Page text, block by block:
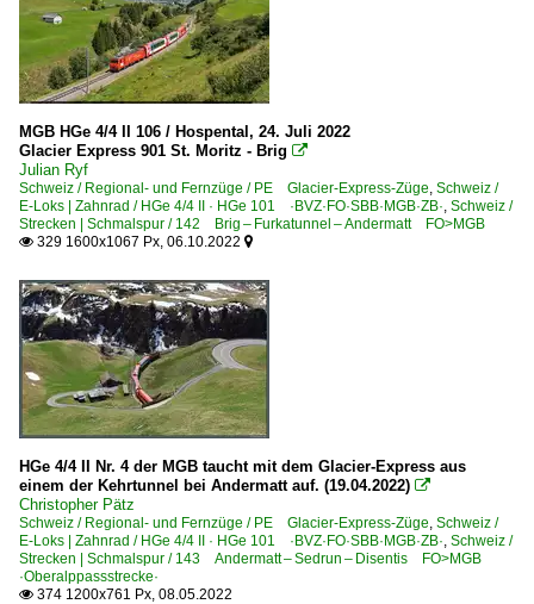
MGB HGe 4/4 II 106 / Hospental, 24. Juli 2022
Glacier Express 901 St. Moritz - Brig 
Julian Ryf
Schweiz / Regional- und Fernzüge / PE Glacier-Express-Züge, Schweiz /
E-Loks | Zahnrad / HGe 4/4 II · HGe 101 ·BVZ·FO·SBB·MGB·ZB·, Schweiz /
Strecken | Schmalspur / 142 Brig – Furkatunnel – Andermatt FO>MGB
 329 1600x1067 Px, 06.10.2022 
HGe 4/4 II Nr. 4 der MGB taucht mit dem Glacier-Express aus
einem der Kehrtunnel bei Andermatt auf. (19.04.2022) 
Christopher Pätz
Schweiz / Regional- und Fernzüge / PE Glacier-Express-Züge, Schweiz /
E-Loks | Zahnrad / HGe 4/4 II · HGe 101 ·BVZ·FO·SBB·MGB·ZB·, Schweiz /
Strecken | Schmalspur / 143 Andermatt – Sedrun – Disentis FO>MGB
·Oberalppassstrecke·
 374 1200x761 Px, 08.05.2022